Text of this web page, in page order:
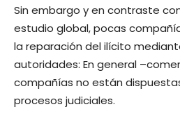
Sin embargo y en contraste
estudio global, pocas
la reparación del ilícito
autoridades: En general
compañías no están
procesos judiciales.